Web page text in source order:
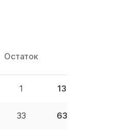
Остаток
1 13.67 BYN
33 63.41 BYN